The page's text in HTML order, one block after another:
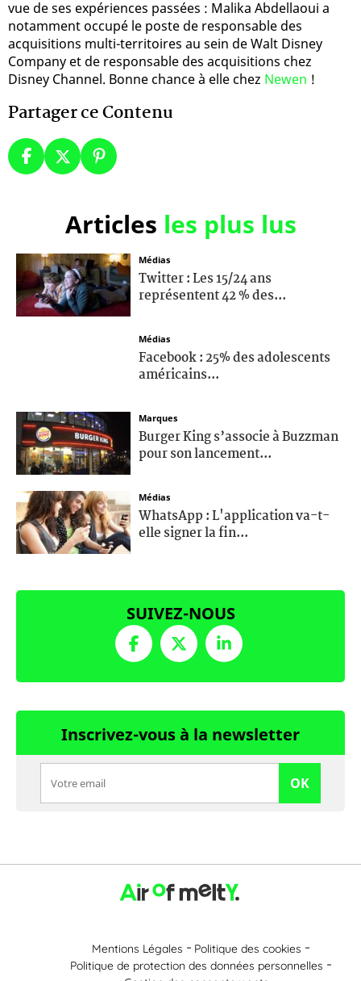
vue de ses expériences passées : Malika Abdellaoui a
notamment occupé le poste de responsable des
acquisitions multi-territoires au sein de Walt Disney
Company et de responsable des acquisitions chez
Disney Channel. Bonne chance à elle chez Newen !
Partager ce Contenu
Articles les plus lus
Médias
Twitter : Les 15/24 ans
représentent 42 % des...
Médias
Facebook : 25% des adolescents
américains...
Marques
Burger King s’associe à Buzzman
pour son lancement...
Médias
WhatsApp : L'application va-t-
elle signer la fin...
SUIVEZ-NOUS
Inscrivez-vous à la newsletter
OK
Mentions Légales
Politique des cookies
Politique de protection des données personnelles